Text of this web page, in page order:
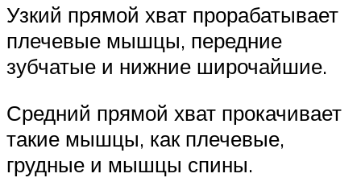
Узкий прямой хват прорабатывает
плечевые мышцы, передние
зубчатые и нижние широчайшие.
Средний прямой хват прокачивает
такие мышцы, как плечевые,
грудные и мышцы спины.